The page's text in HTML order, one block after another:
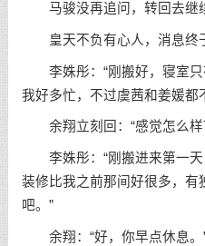
马骏没再追问，转回去继
皇天不负有心人，消息终
李姝彤：“刚搬好，寝室只
我好多忙，不过虞茜和姜媛都
余翔立刻回：“感觉怎么样
李姝彤：“刚搬进来第一天
装修比我之前那间好很多，有
吧。”
余翔：“好，你早点休息。